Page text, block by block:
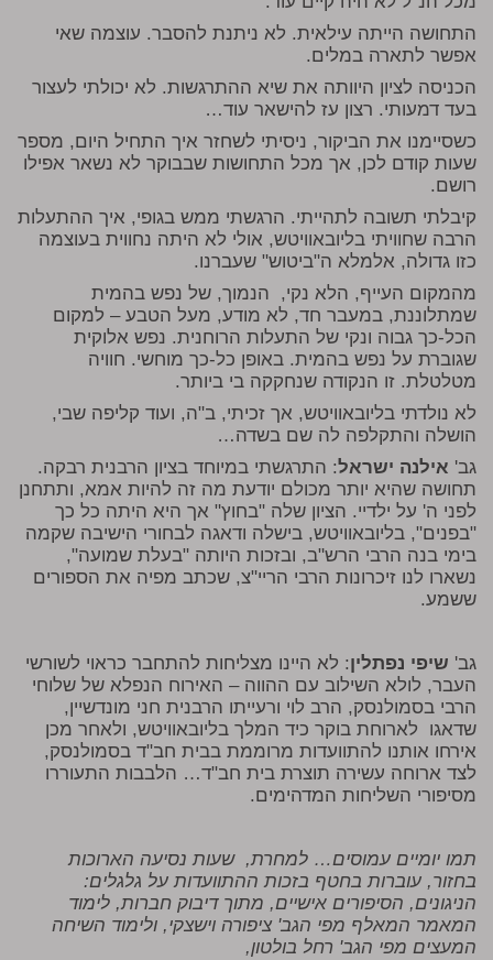
התחושה הייתה עילאית. לא ניתנת להסבר. עוצמה שאי
אפשר לתארה במלים.
הכניסה לציון היוותה את שיא ההתרגשות. לא יכולתי לעצור
בעד דמעותי. רצון עז להישאר עוד…
כשסיימנו את הביקור, ניסיתי לשחזר איך התחיל היום, מספר
שעות קודם לכן, אך מכל התחושות שבבוקר לא נשאר אפילו
רושם.
קיבלתי תשובה לתהייתי. הרגשתי ממש בגופי, איך ההתעלות
הרבה שחוויתי בליובאוויטש, אולי לא היתה נחווית בעוצמה
כזו גדולה, אלמלא ה"ביטוש" שעברנו.
מהמקום העייף, הלא נקי, הנמוך, של נפש בהמית
שמתלוננת, במעבר חד, לא מודע, מעל הטבע – למקום
הכל-כך גבוה ונקי של התעלות הרוחנית. נפש אלוקית
שגוברת על נפש בהמית. באופן כל-כך מוחשי. חוויה
מטלטלת. זו הנקודה שנחקקה בי ביותר.
לא נולדתי בליובאוויטש, אך זכיתי, ב"ה, ועוד קליפה שבי,
הושלה והתקלפה לה שם בשדה…
גב' אילנה ישראל: התרגשתי במיוחד בציון הרבנית רבקה.
תחושה שהיא יותר מכולם יודעת מה זה להיות אמא, ותתחנן
לפני ה' על ילדיי. הציון שלה "בחוץ" אך היא היתה כל כך
"בפנים", בליובאוויטש, בישלה ודאגה לבחורי הישיבה שקמה
בימי בנה הרבי הרש"ב, ובזכות היותה "בעלת שמועה",
נשארו לנו זיכרונות הרבי הריי"צ, שכתב מפיה את הספורים
ששמע.
גב' שיפי נפתלין: לא היינו מצליחות להתחבר כראוי לשורשי
העבר, לולא השילוב עם ההווה – האירוח הנפלא של שלוחי
הרבי בסמולנסק, הרב לוי ורעייתו הרבנית חני מונדשיין,
שדאגו לארוחת בוקר כיד המלך בליובאוויטש, ולאחר מכן
אירחו אותנו להתוועדות מרוממת בבית חב"ד בסמולנסק,
לצד ארוחה עשירה תוצרת בית חב"ד… הלבבות התעוררו
מסיפורי השליחות המדהימים.
תמו יומיים עמוסים… למחרת, שעות נסיעה הארוכות
בחזור, עוברות בחטף בזכות ההתוועדות על גלגלים:
הניגונים, הסיפורים אישיים, מתוך דיבוק חברות, לימוד
המאמר המאלף מפי הגב' ציפורה וישצקי, ולימוד השיחה
המעצים מפי הגב' רחל בולטון,